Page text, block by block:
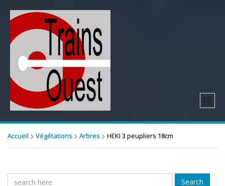
Accueil Végétations Arbres HEKI 3 peupliers 18cm
Search